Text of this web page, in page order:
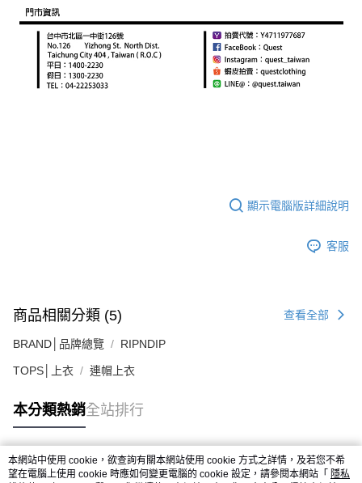
顯示電腦版詳細說明
客服
商品相關分類 (5) 查看全部
BRAND│品牌總覽 RIPNDIP
TOPS│上衣 連帽上衣
本分類熱銷全站排行
熱門標籤
本網站中使用 cookie，欲查詢有關本網站使用 cookie 方式之詳情，及若您不希
望在電腦上使用 cookie 時應如何變更電腦的 cookie 設定，請參閱本網站「 隱私